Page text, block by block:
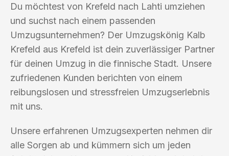
Du möchtest von Krefeld nach Lahti umziehen
und suchst nach einem passenden
Umzugsunternehmen? Der Umzugskönig Kalb
Krefeld aus Krefeld ist dein zuverlässiger Partner
für deinen Umzug in die finnische Stadt. Unsere
zufriedenen Kunden berichten von einem
reibungslosen und stressfreien Umzugserlebnis
mit uns.
Unsere erfahrenen Umzugsexperten nehmen dir
alle Sorgen ab und kümmern sich um jeden